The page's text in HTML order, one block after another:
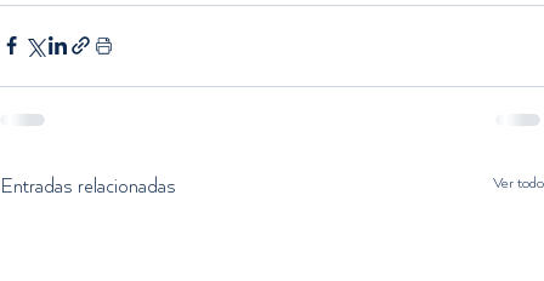
Entradas relacionadas Ver todo